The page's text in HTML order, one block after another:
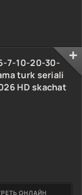
7-10-20-30-
turk seriali
HD skachat
ОНЛАЙН